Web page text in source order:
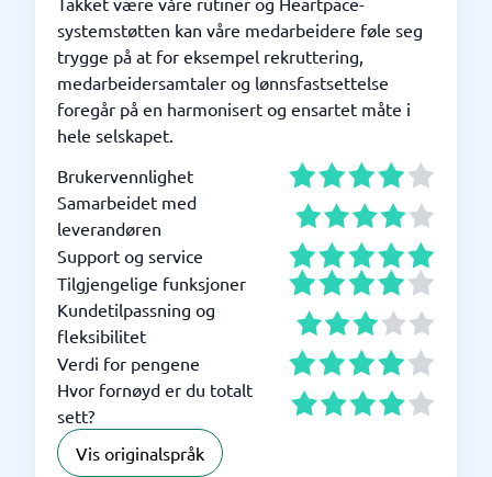
systemstøtten kan våre medarbeidere føle seg
trygge på at for eksempel rekruttering,
medarbeidersamtaler og lønnsfastsettelse
foregår på en harmonisert og ensartet måte i
hele selskapet.
Brukervennlighet
Samarbeidet med
leverandøren
Support og service
Tilgjengelige funksjoner
Kundetilpassning og
fleksibilitet
Verdi for pengene
Hvor fornøyd er du totalt
sett?
Vis originalspråk